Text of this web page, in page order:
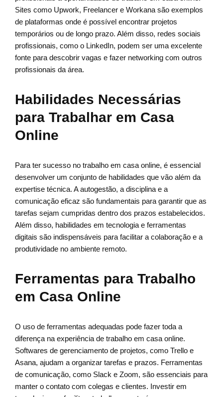
Sites como Upwork, Freelancer e Workana são exemplos
de plataformas onde é possível encontrar projetos
temporários ou de longo prazo. Além disso, redes sociais
profissionais, como o LinkedIn, podem ser uma excelente
fonte para descobrir vagas e fazer networking com outros
profissionais da área.
Habilidades Necessárias
para Trabalhar em Casa
Online
Para ter sucesso no trabalho em casa online, é essencial
desenvolver um conjunto de habilidades que vão além da
expertise técnica. A autogestão, a disciplina e a
comunicação eficaz são fundamentais para garantir que as
tarefas sejam cumpridas dentro dos prazos estabelecidos.
Além disso, habilidades em tecnologia e ferramentas
digitais são indispensáveis para facilitar a colaboração e a
produtividade no ambiente remoto.
Ferramentas para Trabalho
em Casa Online
O uso de ferramentas adequadas pode fazer toda a
diferença na experiência de trabalho em casa online.
Softwares de gerenciamento de projetos, como Trello e
Asana, ajudam a organizar tarefas e prazos. Ferramentas
de comunicação, como Slack e Zoom, são essenciais para
manter o contato com colegas e clientes. Investir em